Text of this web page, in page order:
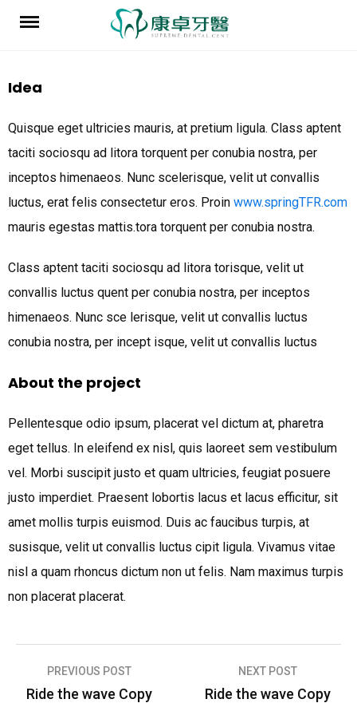
Skip
Idea
Quisque eget ultricies mauris, at pretium ligula. Class aptent
taciti sociosqu ad litora torquent per conubia nostra, per
inceptos himenaeos. Nunc scelerisque, velit ut convallis
luctus, erat felis consectetur eros. Proin www.springTFR.com
mauris egestas mattis.tora torquent per conubia nostra.
Class aptent taciti sociosqu ad litora torisque, velit ut
convallis luctus quent per conubia nostra, per inceptos
himenaeos. Nunc sce lerisque, velit ut convallis luctus
conubia nostra, per incept isque, velit ut convallis luctus
About the project
Pellentesque odio ipsum, placerat vel dictum at, pharetra
eget tellus. In eleifend ex nisl, quis laoreet sem vestibulum
vel. Morbi suscipit justo et quam ultricies, feugiat posuere
justo imperdiet. Praesent lobortis lacus et lacus efficitur, sit
amet mollis turpis euismod. Duis ac faucibus turpis, at
susisque, velit ut convallis luctus cipit ligula. Vivamus vitae
nisl a quam rhoncus dictum non ut felis. Nam maximus turpis
non placerat placerat.
文
PREVIOUS POST
Ride the wave Copy
NEXT POST
Ride the wave Copy